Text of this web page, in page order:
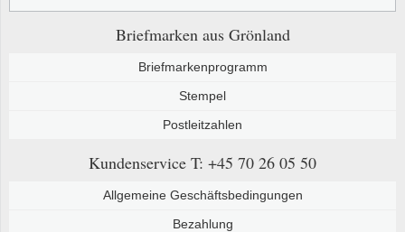
Briefmarken aus Grönland
Briefmarkenprogramm
Stempel
Postleitzahlen
Kundenservice T: +45 70 26 05 50
Allgemeine Geschäftsbedingungen
Bezahlung